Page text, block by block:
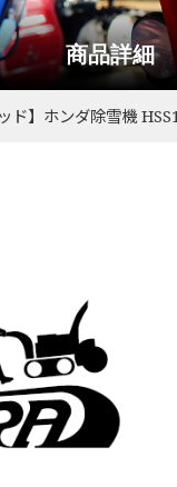
商品詳細
ド】ホンダ除雪機